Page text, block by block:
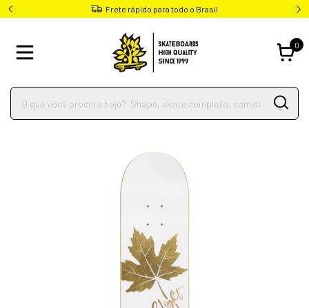
Frete rápido para todo o Brasil
0